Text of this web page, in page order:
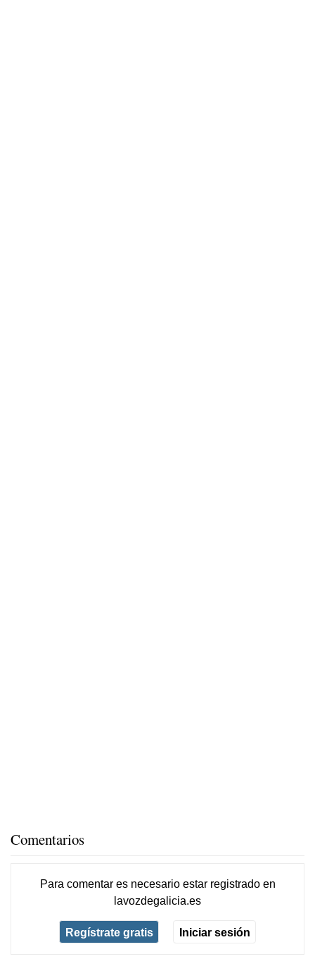
Comentarios
Para comentar es necesario estar registradoen
lavozdegalicia.es
Regístrate gratis Iniciar sesión